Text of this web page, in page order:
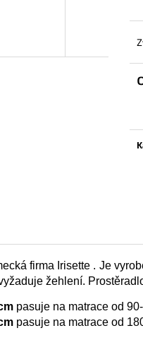
firma Irisette . Je
žehlení.
pasuje na matrace od
pasuje na matrace od